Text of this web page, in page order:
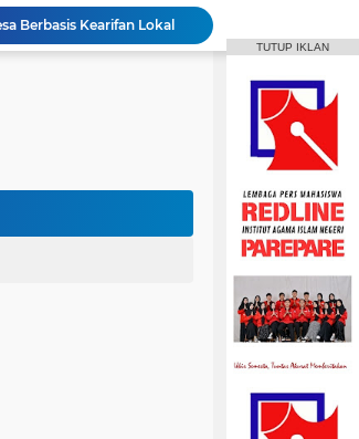
Microsoft Office
HPMM Korwil Parepare Rayakan Milad 2 Dekade Lewat Festival Budaya Massenrempulu
Semangat Berproses
Bangun Sinergi dengan Masyarakat, HMPS HPI Gelar Bina Desa di Pulau Battoa
TUTUP IKLAN